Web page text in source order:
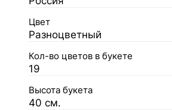
Цвет
Разноцветный
Кол-во цветов в букете
19
Высота букета
40 см.